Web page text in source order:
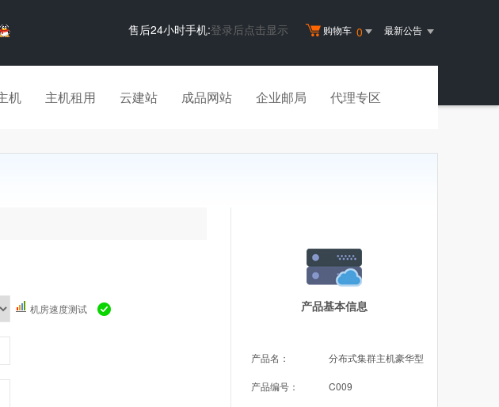
售后24小时手机:登录后点击显示 购物车 0 最新公告
机 主机租用 云建站 成品网站 企业邮局 代理专区
产品基本信息
产品名： 分布式集群主机豪华型
产品编号： C009
机房速度测试